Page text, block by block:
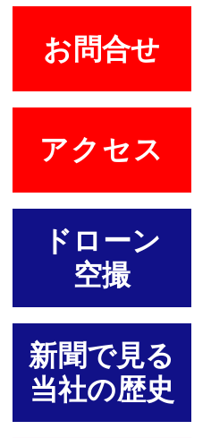
お問合せ
アクセス
ドローン
空撮
新聞で見る
当社の歴史